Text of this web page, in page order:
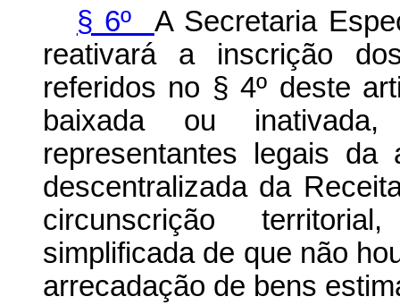
§ 6º A Secretaria
reativará a inscrição
referidos no § 4º deste
baixada ou inativada,
representantes legais da
descentralizada da
circunscrição
simplificada de que não
arrecadação de bens